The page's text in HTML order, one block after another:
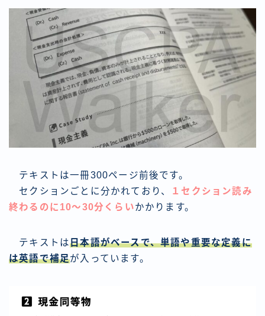
テキストは一冊300ページ前後です。
セクションごとに分かれており、
１セクション読み
終わるのに10〜30分くらいかかります。
テキストは日本語がベースで、単語や重要な定義に
は英語で補足が入っています。